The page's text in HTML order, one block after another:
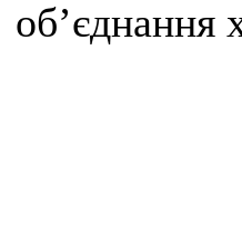
об’єднання